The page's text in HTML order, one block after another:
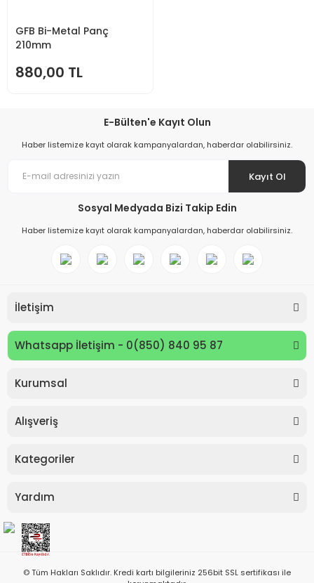
GFB Bi-Metal Panç
210mm
880,00 TL
E-Bülten'e Kayıt Olun
Haber listemize kayıt olarak kampanyalardan, haberdar olabilirsiniz.
Kayıt Ol
Sosyal Medyada Bizi Takip Edin
Haber listemize kayıt olarak kampanyalardan, haberdar olabilirsiniz.
İletişim
Whatsapp İletişim - 0(850) 840 95 87
Kurumsal
Alışveriş
Kategoriler
Yardım
© Tüm Hakları Saklıdır. Kredi kartı bilgileriniz 256bit SSL sertifikası ile